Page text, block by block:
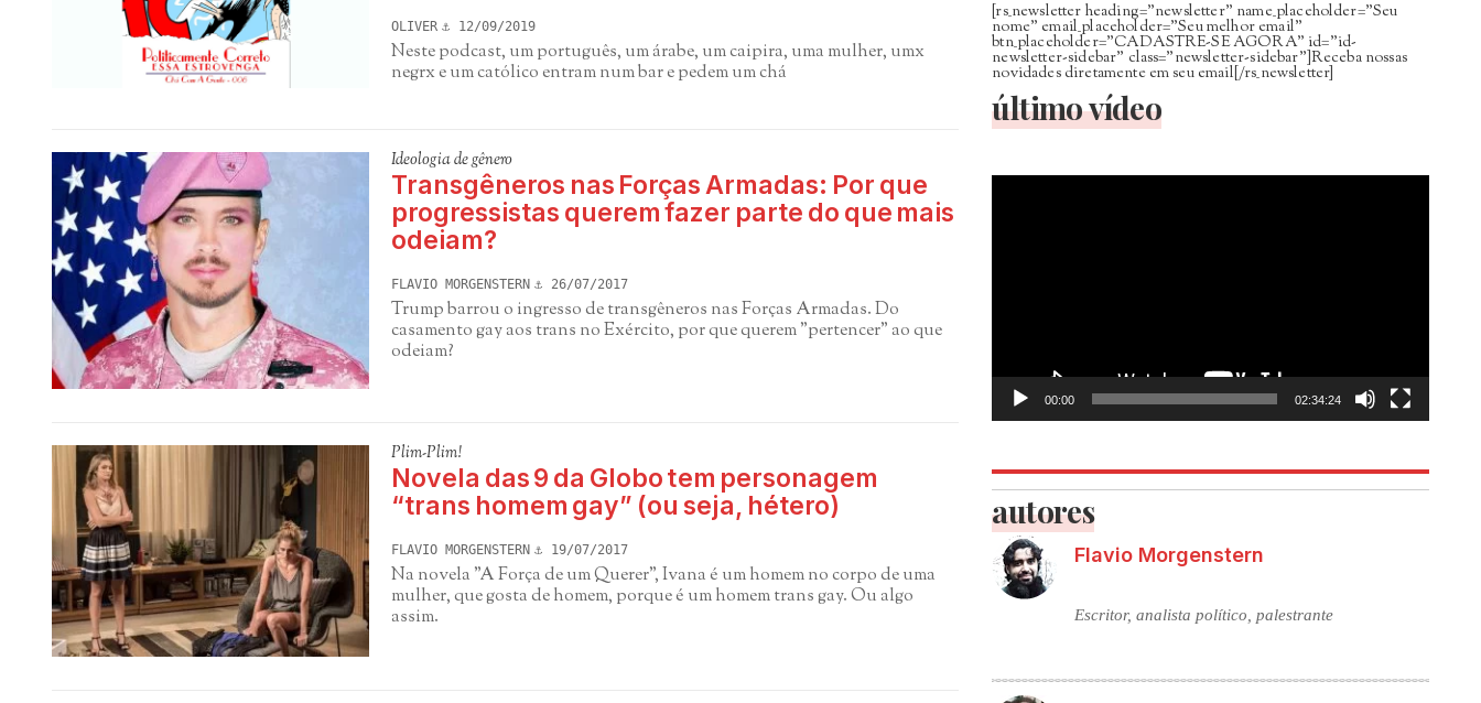
OLIVER 12/09/2019
Neste podcast, um português, um árabe, um caipira, uma mulher, umx
negrx e um católico entram num bar e pedem um chá
Ideologia de gênero
Transgêneros nas Forças Armadas: Por que
progressistas querem fazer parte do que mais
odeiam?
FLAVIO MORGENSTERN 26/07/2017
Trump barrou o ingresso de transgêneros nas Forças Armadas. Do
casamento gay aos trans no Exército, por que querem "pertencer" ao que
odeiam?
Plim-Plim!
Novela das 9 da Globo tem personagem
“trans homem gay” (ou seja, hétero)
FLAVIO MORGENSTERN 19/07/2017
Na novela "A Força de um Querer", Ivana é um homem no corpo de uma
mulher, que gosta de homem, porque é um homem trans gay. Ou algo
assim.
[rs_newsletter heading=”newsletter” name_placeholder=”Seu
nome” email_placeholder=”Seu melhor email”
btn_placeholder=”CADASTRE-SE AGORA” id=”id-
newsletter-sidebar” class=”newsletter-sidebar”]Receba nossas
novidades diretamente em seu email[/rs_newsletter]
último vídeo
Tocador
00:00 02:34:24
autores
Flavio Morgenstern
Escritor, analista político, palestrante